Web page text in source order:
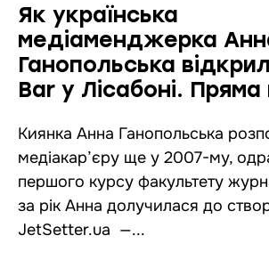
Як українська
медіаменджерка
Ганопольська
Bar у Лісабоні.
Киянка Анна Ганопольська
медіакар’єру ще у 2007-му,
першого курсу факультету
за рік Анна долучилася до
JetSetter.ua —...